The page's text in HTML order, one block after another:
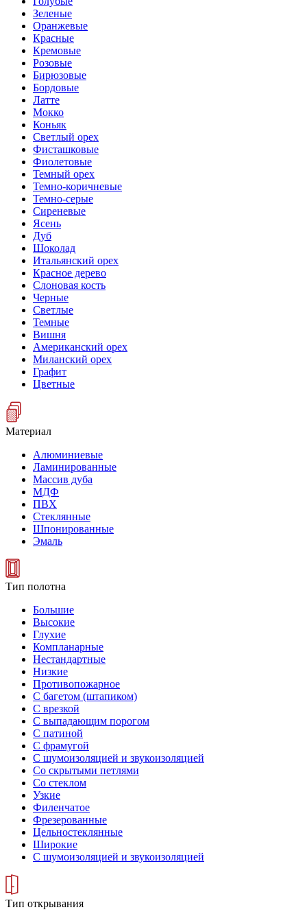
Зеленые
Оранжевые
Красные
Кремовые
Розовые
Бирюзовые
Бордовые
Латте
Мокко
Коньяк
Светлый орех
Фисташковые
Фиолетовые
Темный орех
Темно-коричневые
Темно-серые
Сиреневые
Ясень
Дуб
Шоколад
Итальянский орех
Красное дерево
Слоновая кость
Черные
Светлые
Темные
Вишня
Американский орех
Миланский орех
Графит
Цветные
Материал
Алюминиевые
Ламинированные
Массив дуба
МДФ
ПВХ
Стеклянные
Шпонированные
Эмаль
Тип полотна
Большие
Высокие
Глухие
Компланарные
Нестандартные
Низкие
Противопожарное
С багетом (штапиком)
С врезкой
С выпадающим порогом
С патиной
С фрамугой
С шумоизоляцией и звукоизоляцией
Со скрытыми петлями
Со стеклом
Узкие
Филенчатое
Фрезерованные
Цельностеклянные
Широкие
С шумоизоляцией и звукоизоляцией
Тип открывания